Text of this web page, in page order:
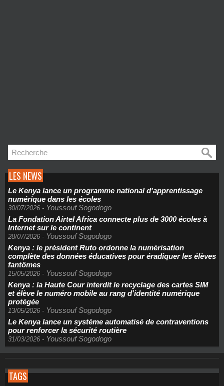
LES NEWS
Le Kenya lance un programme national d'apprentissage
numérique dans les écoles
30/07/2026 - Youssouf Sogodogo
La Fondation Airtel Africa connecte plus de 3000 écoles à
Internet sur le continent
28/07/2026 - Youssouf Sogodogo
Kenya : le président Ruto ordonne la numérisation
complète des données éducatives pour éradiquer les élèves
fantômes
15/05/2026 - Youssouf Sogodogo
Kenya : la Haute Cour interdit le recyclage des cartes SIM
et élève le numéro mobile au rang d'identité numérique
protégée
13/05/2026 - Youssouf Sogodogo
Le Kenya lance un système automatisé de contraventions
pour renforcer la sécurité routière
31/03/2026 - Youssouf Sogodogo
TAGS